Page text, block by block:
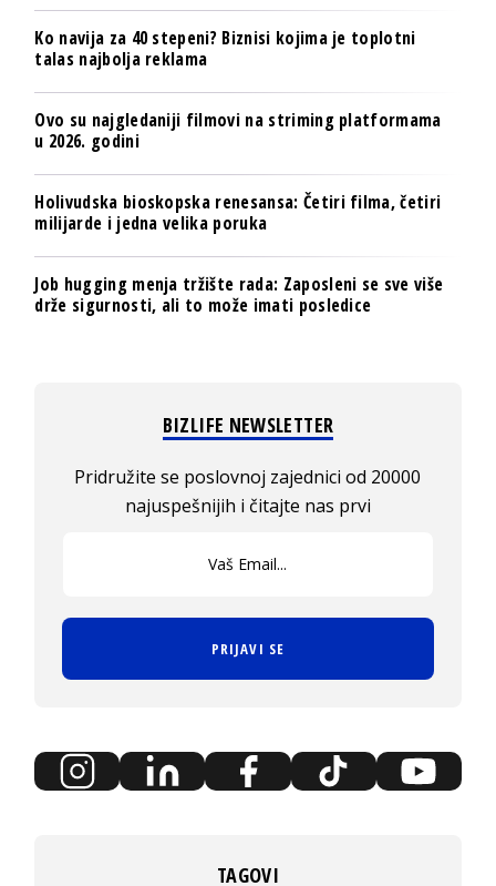
Ko navija za 40 stepeni? Biznisi kojima je toplotni
talas najbolja reklama
Ovo su najgledaniji filmovi na striming platformama
u 2026. godini
Holivudska bioskopska renesansa: Četiri filma, četiri
milijarde i jedna velika poruka
Job hugging menja tržište rada: Zaposleni se sve više
drže sigurnosti, ali to može imati posledice
BIZLIFE NEWSLETTER
Pridružite se poslovnoj zajednici od 20000
najuspešnijih i čitajte nas prvi
PRIJAVI SE
TAGOVI